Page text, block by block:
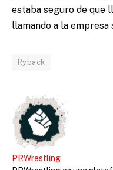
estaba seguro de que
llamando a la empresa
Ryback
PRWrestling